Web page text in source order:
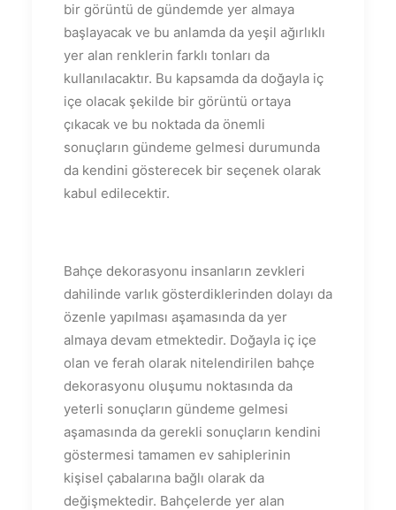
bir görüntü de gündemde yer almaya
başlayacak ve bu anlamda da yeşil ağırlıklı
yer alan renklerin farklı tonları da
kullanılacaktır. Bu kapsamda da doğayla iç
içe olacak şekilde bir görüntü ortaya
çıkacak ve bu noktada da önemli
sonuçların gündeme gelmesi durumunda
da kendini gösterecek bir seçenek olarak
kabul edilecektir.
Bahçe dekorasyonu insanların zevkleri
dahilinde varlık gösterdiklerinden dolayı da
özenle yapılması aşamasında da yer
almaya devam etmektedir. Doğayla iç içe
olan ve ferah olarak nitelendirilen bahçe
dekorasyonu oluşumu noktasında da
yeterli sonuçların gündeme gelmesi
aşamasında da gerekli sonuçların kendini
göstermesi tamamen ev sahiplerinin
kişisel çabalarına bağlı olarak da
değişmektedir. Bahçelerde yer alan